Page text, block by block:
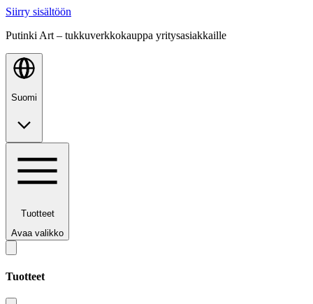
Siirry sisältöön
Putinki Art – tukkuverkkokauppa yritysasiakkaille
Suomi
Tuotteet
Avaa valikko
Tuotteet